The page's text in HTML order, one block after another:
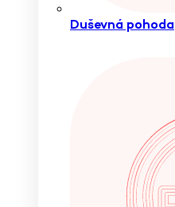
Duševná pohoda